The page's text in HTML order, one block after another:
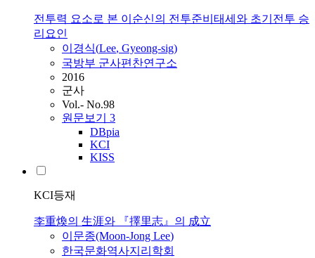
전투력 요소로 본 이순신의 전투준비태세와 초기전투 승
리요인
이경식(Lee, Gyeong-sig)
국방부 군사편찬연구소
2016
군사
Vol.- No.98
원문보기 3
DBpia
KCI
KISS
KCI등재
李重煥의 生涯와 『擇里志』의 成立
이문종(Moon-Jong Lee)
한국문화역사지리학회